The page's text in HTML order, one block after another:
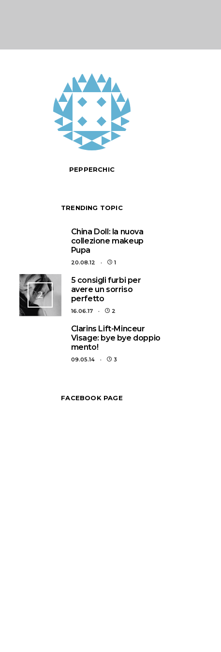
PEPPERCHIC
TRENDING TOPIC
China Doll: la nuova
collezione makeup
Pupa
20.08.12 1
2
5 consigli furbi per
avere un sorriso
perfetto
16.06.17 2
Clarins Lift-Minceur
Visage: bye bye doppio
mento!
09.05.14 3
FACEBOOK PAGE